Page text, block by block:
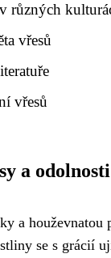
různých
vřesů
vřesů
a odolnosti
a
se s grácií